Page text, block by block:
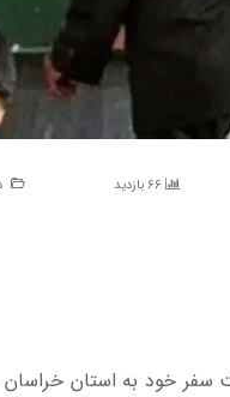
66 بازدید
سفر خود به استان
در اتریش/ گور
۱۲۰ سرباز جوان از عصر
سر از خاک